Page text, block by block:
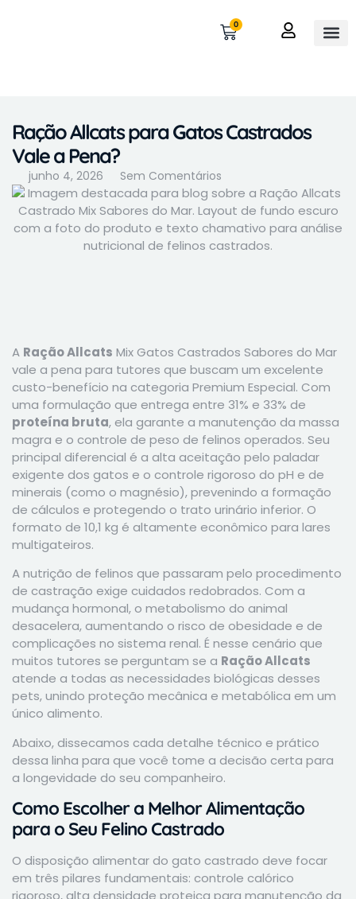
0
Ração Allcats para Gatos Castrados
Vale a Pena?
junho 4, 2026 Sem Comentários
A Ração Allcats Mix Gatos Castrados Sabores do Mar
vale a pena para tutores que buscam um excelente
custo-benefício na categoria Premium Especial. Com
uma formulação que entrega entre 31% e 33% de
proteína bruta, ela garante a manutenção da massa
magra e o controle de peso de felinos operados. Seu
principal diferencial é a alta aceitação pelo paladar
exigente dos gatos e o controle rigoroso do pH e de
minerais (como o magnésio), prevenindo a formação
de cálculos e protegendo o trato urinário inferior. O
formato de 10,1 kg é altamente econômico para lares
multigateiros.
A nutrição de felinos que passaram pelo procedimento
de castração exige cuidados redobrados. Com a
mudança hormonal, o metabolismo do animal
desacelera, aumentando o risco de obesidade e de
complicações no sistema renal. É nesse cenário que
muitos tutores se perguntam se a Ração Allcats
atende a todas as necessidades biológicas desses
pets, unindo proteção mecânica e metabólica em um
único alimento.
Abaixo, dissecamos cada detalhe técnico e prático
dessa linha para que você tome a decisão certa para
a longevidade do seu companheiro.
Como Escolher a Melhor Alimentação
para o Seu Felino Castrado
O disposição alimentar do gato castrado deve focar
em três pilares fundamentais: controle calórico
rigoroso, alta densidade proteica para manutenção da